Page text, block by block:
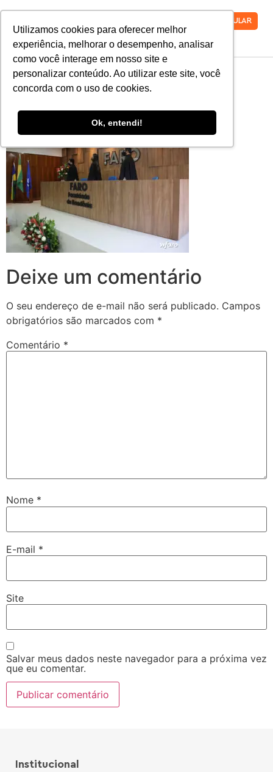
Utilizamos cookies para oferecer melhor
experiência, melhorar o desempenho, analisar
como você interage em nosso site e
personalizar conteúdo. Ao utilizar este site, você
concorda com o uso de cookies.
Ok, entendi!
VESTIBULAR
MicrosoftTeams-
image-39
Deixe um comentário
O seu endereço de e-mail não será publicado. Campos
obrigatórios são marcados com *
Comentário *
Nome *
E-mail *
Site
Salvar meus dados neste navegador para a próxima vez
que eu comentar.
Institucional